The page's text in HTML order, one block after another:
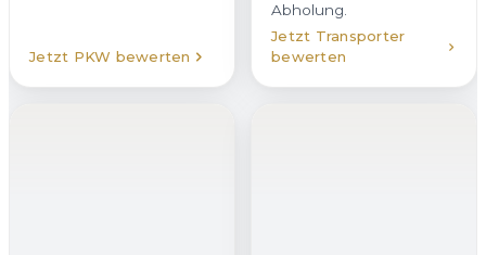
Jetzt PKW bewerten
Abholung.
Jetzt Transporter
bewerten